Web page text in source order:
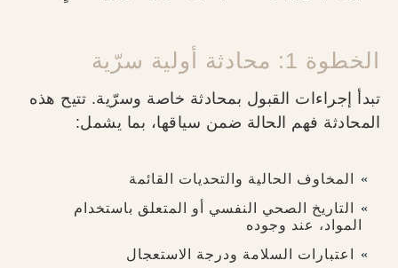
الخطوة 1: محادثة أولية سرّية
تبدأ إجراءات القبول بمحادثة خاصة وسرّية. تتيح هذه
المحادثة فهم الحالة ضمن سياقها، بما يشمل:
المخاوف الحالية والتحديات القائمة
التاريخ الصحي النفسي أو المتعلق باستخدام
المواد، عند وجوده
اعتبارات السلامة ودرجة الاستعجال